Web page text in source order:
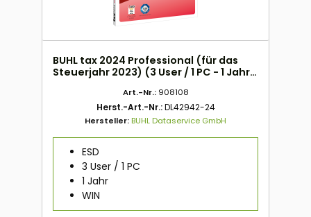
BUHL tax 2024 Professional (für das
Steuerjahr 2023) (3 User / 1 PC - 1 Jahr)
Art.-Nr.: 908108
Herst.-Art.-Nr.:DL42942-24
Hersteller:BUHL Dataservice GmbH
ESD
3 User / 1 PC
1 Jahr
WIN